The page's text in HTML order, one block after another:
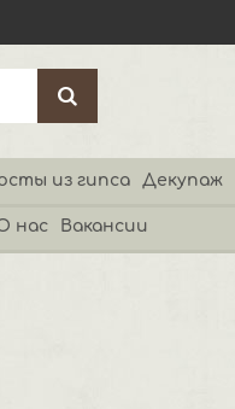
из гипса Декупаж
нас Вакансии